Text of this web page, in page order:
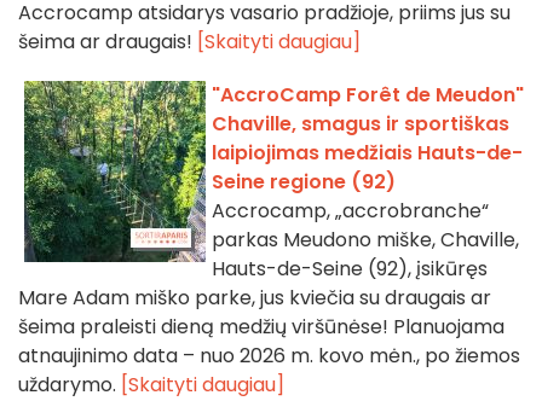
Accrocamp atsidarys vasario pradžioje, priims jus su
šeima ar draugais! [Skaityti daugiau]
"AccroCamp Forêt de Meudon"
Chaville, smagus ir sportiškas
laipiojimas medžiais Hauts-de-
Seine regione (92)
Accrocamp, „accrobranche“
parkas Meudono miške, Chaville,
Hauts-de-Seine (92), įsikūręs
Mare Adam miško parke, jus kviečia su draugais ar
šeima praleisti dieną medžių viršūnėse! Planuojama
atnaujinimo data – nuo 2026 m. kovo mėn., po žiemos
uždarymo. [Skaityti daugiau]